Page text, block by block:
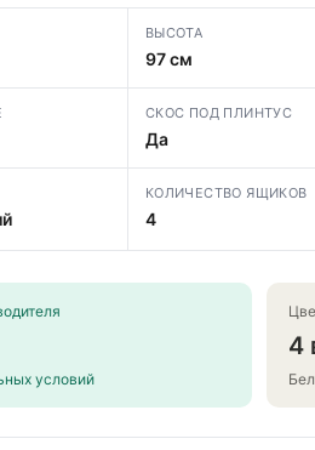
ВЫСОТА
97 см
СКОС ПОД ПЛИНТУС
Да
КОЛИЧЕСТВО ЯЩИКОВ
4
условий
4